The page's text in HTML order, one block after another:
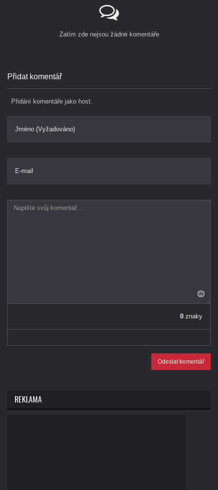
Zatím zde nejsou žádné komentáře
Přidat komentář
Přidání komentáře jako host.
Jméno (Vyžadováno)
E-mail
0 znaky
Odeslat komentář
REKLAMA